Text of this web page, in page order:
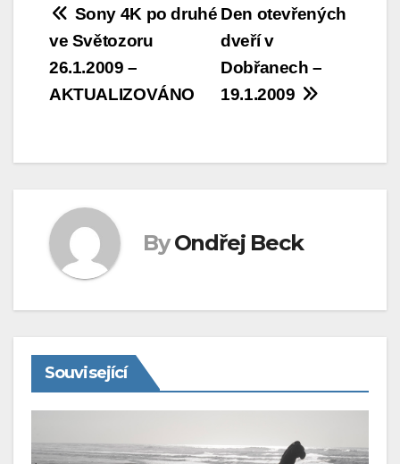
Navigace
pro
příspěvek
Den otevřených
dveří v
Dobřanech –
19.1.2009
Sony 4K po druhé
ve Světozoru
26.1.2009 –
AKTUALIZOVÁNO
By Ondřej Beck
Související